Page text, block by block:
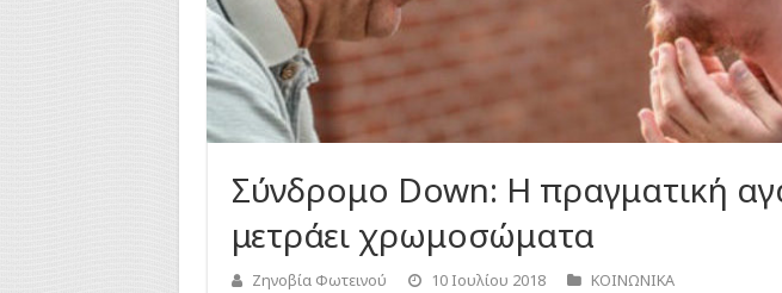
Σύνδρομο Down: Η πραγματική
μετράει χρωμοσώματα
Ζηνοβία Φωτεινού 10 Ιουλίου 2018 ΚΟΙΝΩΝΙΚΑ